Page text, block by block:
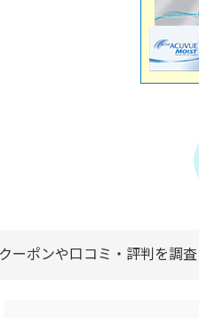
ーポンや口コミ・評判を調